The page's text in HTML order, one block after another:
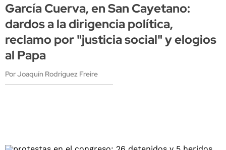
García Cuerva, en San Cayetano:
dardos a la dirigencia política,
reclamo por "justicia social" y elogios
al Papa
Por Joaquín Rodríguez Freire